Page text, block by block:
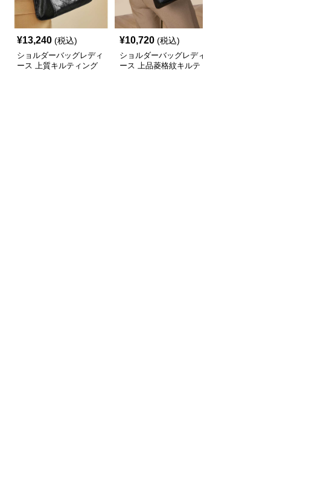
¥13,240 (税込)
ショルダーバッグレディ
ース 上質キルティング
¥10,720 (税込)
ショルダーバッグレディ
ース 上品菱格紋キルテ